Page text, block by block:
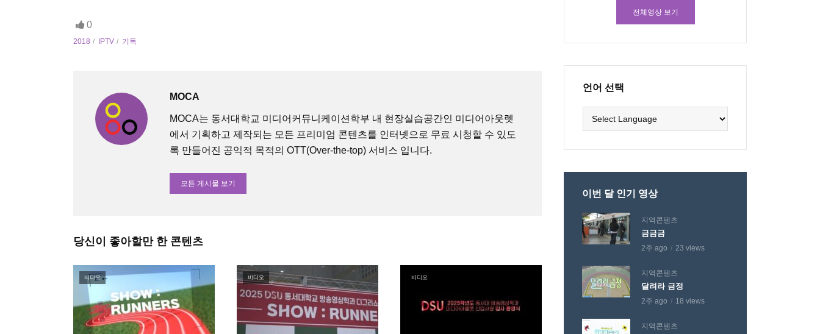
0
2018 IPTV 기독
MOCA
MOCA는 동서대학교 미디어커뮤니케이션학부 내 현장실습공간인 미디어아웃렛
에서 기획하고 제작되는 모든 프리미엄 콘텐츠를 인터넷으로 무료 시청할 수 있도
록 만들어진 공익적 목적의 OTT(Over-the-top) 서비스 입니다.
모든 게시물 보기
당신이 좋아할만 한 콘텐츠
비디오 비디오 비디오
전체영상 보기
언어 선택
이번 달 인기 영상
지역콘텐츠
금금금
2주 ago 23 views
지역콘텐츠
달려라 금정
2주 ago 18 views
지역콘텐츠